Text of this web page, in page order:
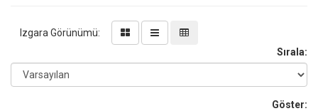
Izgara Görünümü:
Sırala:
Göster: